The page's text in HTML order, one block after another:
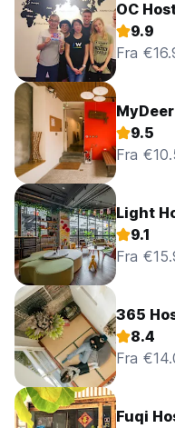
OC
9.9
Fra
9.5
Fra
Light
9.1
Fra
365
8.4
Fra
Fuqi